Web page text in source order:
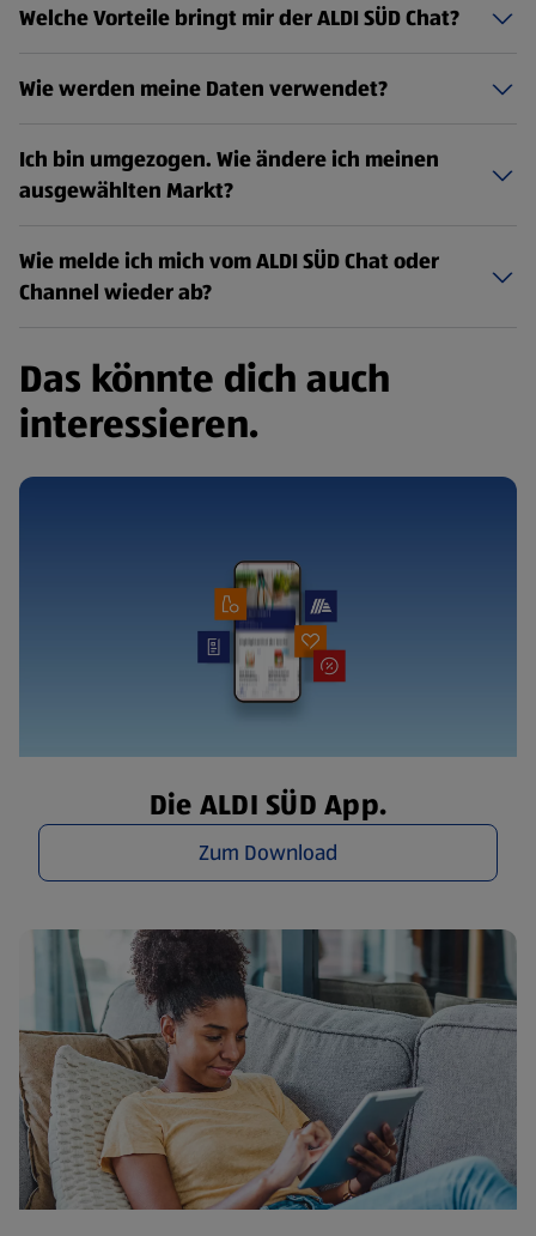
Welche Vorteile bringt mir der ALDI SÜD Chat?
Wie werden meine Daten verwendet?
Ich bin umgezogen. Wie ändere ich meinen
ausgewählten Markt?
Wie melde ich mich vom ALDI SÜD Chat oder
Channel wieder ab?
Das könnte dich auch
interessieren.
Die ALDI SÜD App.
Zum Download